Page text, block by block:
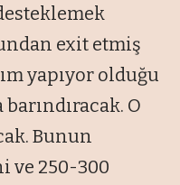
exit etmiş
yapıyor olduğu
O
Bunun
ve 250-300